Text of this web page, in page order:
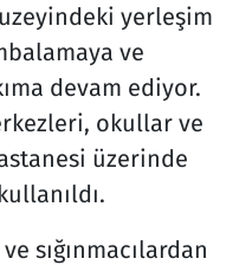
yerleşim
ve
devam ediyor.
okullar ve
üzerinde
sığınmacılardan